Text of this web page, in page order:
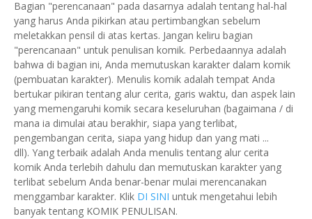
Bagian "perencanaan" pada dasarnya adalah tentang hal-hal
yang harus Anda pikirkan atau pertimbangkan sebelum
meletakkan pensil di atas kertas. Jangan keliru bagian
"perencanaan" untuk penulisan komik. Perbedaannya adalah
bahwa di bagian ini, Anda memutuskan karakter dalam komik
(pembuatan karakter). Menulis komik adalah tempat Anda
bertukar pikiran tentang alur cerita, garis waktu, dan aspek lain
yang memengaruhi komik secara keseluruhan (bagaimana / di
mana ia dimulai atau berakhir, siapa yang terlibat,
pengembangan cerita, siapa yang hidup dan yang mati ...
dll). Yang terbaik adalah Anda menulis tentang alur cerita
komik Anda terlebih dahulu dan memutuskan karakter yang
terlibat sebelum Anda benar-benar mulai merencanakan
menggambar karakter. Klik DI SINI untuk mengetahui lebih
banyak tentang KOMIK PENULISAN.